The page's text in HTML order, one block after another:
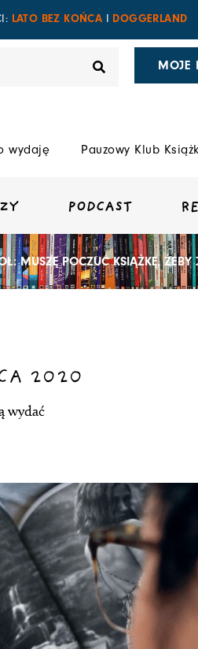
LATO BEZ KOŃCA DOGGERLAND
MOJE
wydaję Pauzowy Klub
PODCAST
MUSZĘ POCZUĆ KSIĄŻKĘ, ŻEBY
2020
wydać